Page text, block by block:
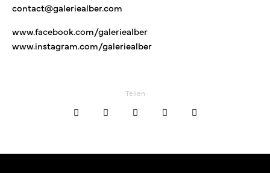
contact@galeriealber.com
www.facebook.com/galeriealber
www.instagram.com/galeriealber
Teilen